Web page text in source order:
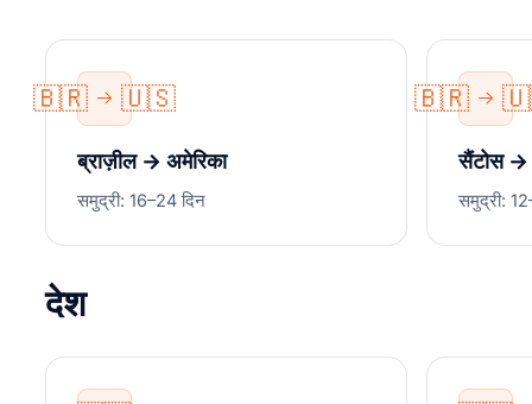
🇧🇷 🇺🇸
ब्राज़ील → अमेरिका
समुद्री: 16–24 दिन
🇧🇷
सैंटोस →
समुद्री:
देश